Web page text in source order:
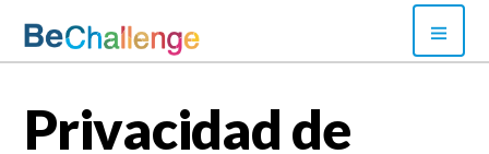
content
Privacidad de